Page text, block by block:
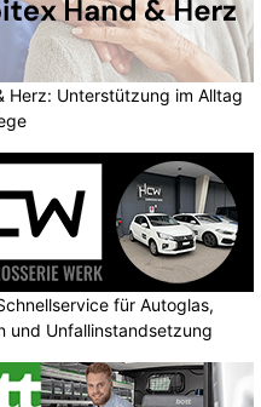
Herz: Unterstützung im Alltag
für Autoglas,
und Unfallinstandsetzung